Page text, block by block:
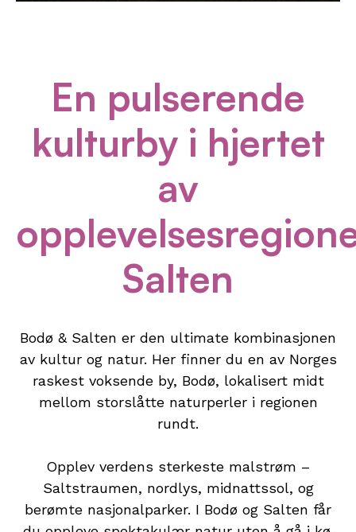
En pulserende
kulturby i hjertet
av
Salten
Bodø & Salten er den ultimate kombinasjonen
av kultur og natur. Her finner du en av Norges
raskest voksende by, Bodø, lokalisert midt
mellom storslåtte naturperler i regionen
rundt.
Opplev verdens sterkeste malstrøm –
Saltstraumen, nordlys, midnattssol, og
berømte nasjonalparker. I Bodø og Salten får